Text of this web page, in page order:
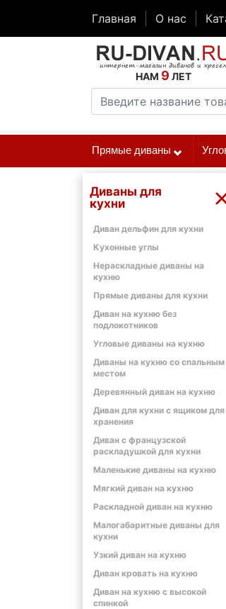
Главная О нас
НАМ 9 ЛЕТ
Прямые диваны
Диваны для
кухни
Диван дельфин для кухни
Кухонные углы
Нераскладные диваны на
кухню
Прямые диваны для кухни
Диван на кухню без
подлокотников
Угловые диваны на кухню
Диваны на кухню со спальным
местом
Деревянный диван на кухню
Диван для кухни с ящиком для
хранения
Диван с французской
раскладушкой для кухни
Маленькие диваны на кухню
Мягкий диван на кухню
Раскладной диван на кухню
Малогабаритные диваны для
кухни
Узкий диван на кухню
Диван кровать на кухню
Диван на кухню с высокой
спинкой